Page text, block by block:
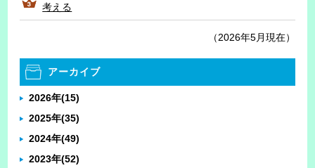
考える
（2026年5月現在）
アーカイブ
2026年(15)
2025年(35)
2024年(49)
2023年(52)